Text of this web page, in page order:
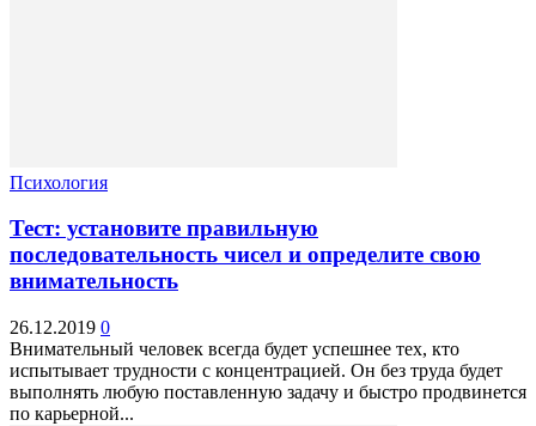
Психология
Тест: установите правильную
последовательность чисел и определите свою
внимательность
26.12.2019 0
Внимательный человек всегда будет успешнее тех, кто
испытывает трудности с концентрацией. Он без труда будет
выполнять любую поставленную задачу и быстро продвинется
по карьерной...